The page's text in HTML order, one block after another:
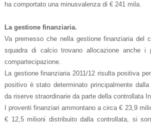
ha comportato una minusvalenza di € 241 mila.
La gestione finanziaria.
Va premesso che nella gestione finanziaria del
squadra di calcio trovano allocazione anche
compartecipazione.
La gestione finanziaria 2011/12 risulta positiva
positivo è stato determinato principalmente
da riserve straordinarie da parte della controllata
I proventi finanziari ammontano a circa € 23,9
€ 12,5 milioni distribuito dalla controllata, si